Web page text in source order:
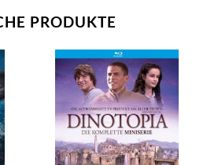
PRODUKTE